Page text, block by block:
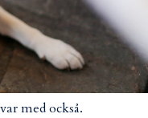
med också.